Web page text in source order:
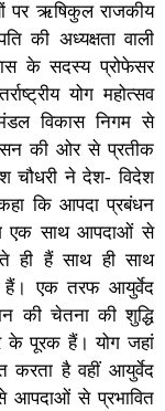
पर ऋषिकुल राजकीय
की अध्यक्षता वाली
के सदस्य प्रोफेसर
योग महोत्सव
विकास निगम से
की ओर से प्रतीक
चौधरी ने देश- विदेश
कि आपदा प्रबंधन
एक साथ आपदाओं से
ही हैं साथ ही साथ
हैं। एक तरफ आयुर्वेद
की चेतना की शुद्धि
के पूरक हैं। योग जहां
करता है वहीं आयुर्वेद
आपदाओं से प्रभावित